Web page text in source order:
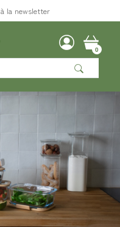
à la newsletter
0